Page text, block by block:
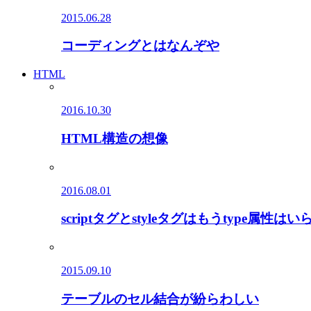
2015.06.28
コーディングとはなんぞや
HTML
2016.10.30
HTML構造の想像
2016.08.01
scriptタグとstyleタグはもうtype属性はい
2015.09.10
テーブルのセル結合が紛らわしい